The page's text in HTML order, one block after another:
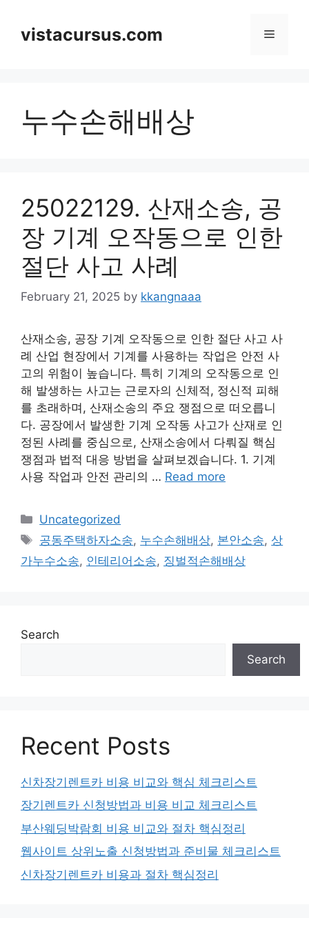
contentvistacursus.com Menu
누수손해배상
25022129. 산재소송, 공
장 기계 오작동으로 인한
절단 사고 사례
February 21, 2025 by kkangnaaa
산재소송, 공장 기계 오작동으로 인한 절단 사고 사
례 산업 현장에서 기계를 사용하는 작업은 안전 사
고의 위험이 높습니다. 특히 기계의 오작동으로 인
해 발생하는 사고는 근로자의 신체적, 정신적 피해
를 초래하며, 산재소송의 주요 쟁점으로 떠오릅니
다. 공장에서 발생한 기계 오작동 사고가 산재로 인
정된 사례를 중심으로, 산재소송에서 다뤄질 핵심
쟁점과 법적 대응 방법을 살펴보겠습니다. 1. 기계
사용 작업과 안전 관리의 … Read more
Categories
Uncategorized
Tags
공동주택하자소송, 누수손해배상, 본안소송, 상
가누수소송, 인테리어소송, 징벌적손해배상
Search
Search
Recent Posts
신차장기렌트카 비용 비교와 핵심 체크리스트
장기렌트카 신청방법과 비용 비교 체크리스트
부산웨딩박람회 비용 비교와 절차 핵심정리
웹사이트 상위노출 신청방법과 준비물 체크리스트
신차장기렌트카 비용과 절차 핵심정리